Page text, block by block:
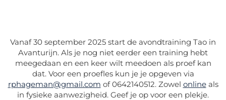
Vanaf 30 september 2025 start de avondtraining Tao in
Avanturijn. Als je nog niet eerder een training hebt
meegedaan en een keer wilt meedoen als proef kan
dat. Voor een proefles kun je je opgeven via
rphageman@gmail.com of 0642140512. Zowel onlineals
in fysieke aanwezigheid. Geef je op voor een plekje.